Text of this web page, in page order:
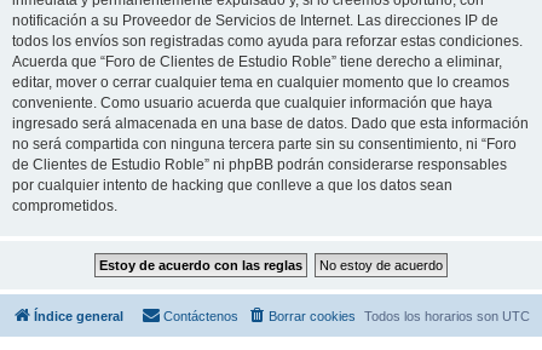
notificación a su Proveedor de Servicios de Internet. Las direcciones IP de
todos los envíos son registradas como ayuda para reforzar estas condiciones.
Acuerda que “Foro de Clientes de Estudio Roble” tiene derecho a eliminar,
editar, mover o cerrar cualquier tema en cualquier momento que lo creamos
conveniente. Como usuario acuerda que cualquier información que haya
ingresado será almacenada en una base de datos. Dado que esta información
no será compartida con ninguna tercera parte sin su consentimiento, ni “Foro
de Clientes de Estudio Roble” ni phpBB podrán considerarse responsables
por cualquier intento de hacking que conlleve a que los datos sean
comprometidos.
Índice general Todos los horarios son UTC
Borrar cookies
Contáctenos